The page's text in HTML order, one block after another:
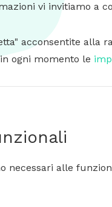
vi invitiamo a
acconsentite alla
ogni momento le
necessari alle